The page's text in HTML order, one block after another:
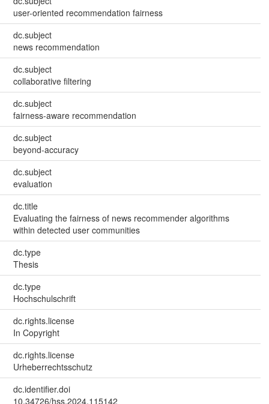
user-oriented recommendation fairness
dc.subject
news recommendation
dc.subject
collaborative filtering
dc.subject
fairness-aware recommendation
dc.subject
beyond-accuracy
dc.subject
evaluation
dc.title
Evaluating the fairness of news recommender algorithms
within detected user communities
dc.type
Thesis
dc.type
Hochschulschrift
dc.rights.license
In Copyright
dc.rights.license
Urheberrechtsschutz
dc.identifier.doi
10.34726/hss.2024.115142